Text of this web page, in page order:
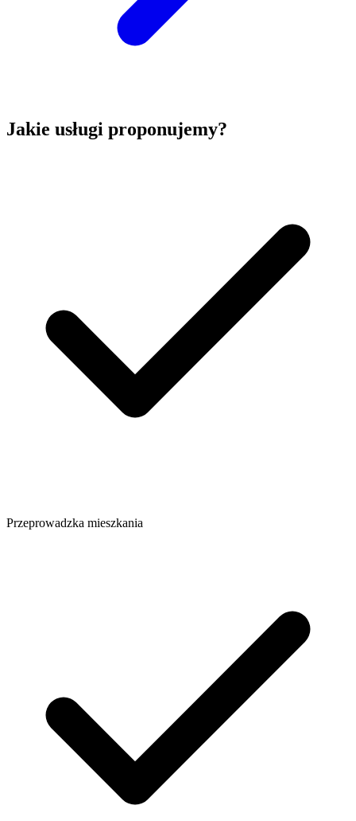
Jakie usługi proponujemy?
Przeprowadzka mieszkania